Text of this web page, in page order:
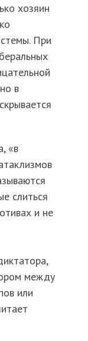
хозяин
При
в
«в
слиться
и не
между
или